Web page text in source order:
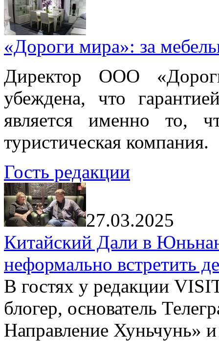
«Дороги мира»: за
Директор ООО
убеждена, что
является именно то,
туристическая компания.
Гость редакции
27.03.2025
Китайский Дали в
неформально встретить
В гостях у редакции
блогер, основатель
Направление Хуньчунь»